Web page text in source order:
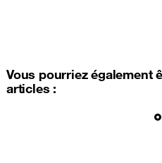
Vous pourriez également
articles :